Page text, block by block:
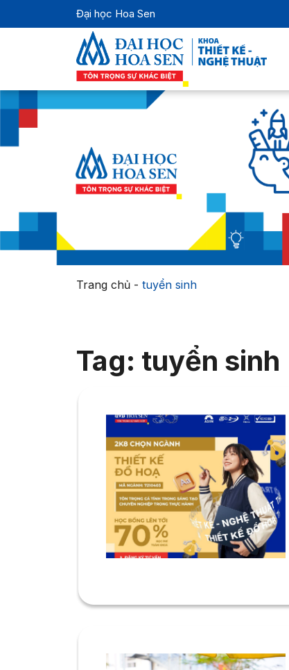
Đại học Hoa Sen
Trang chủ- tuyển sinh
Tag: tuyển sinh